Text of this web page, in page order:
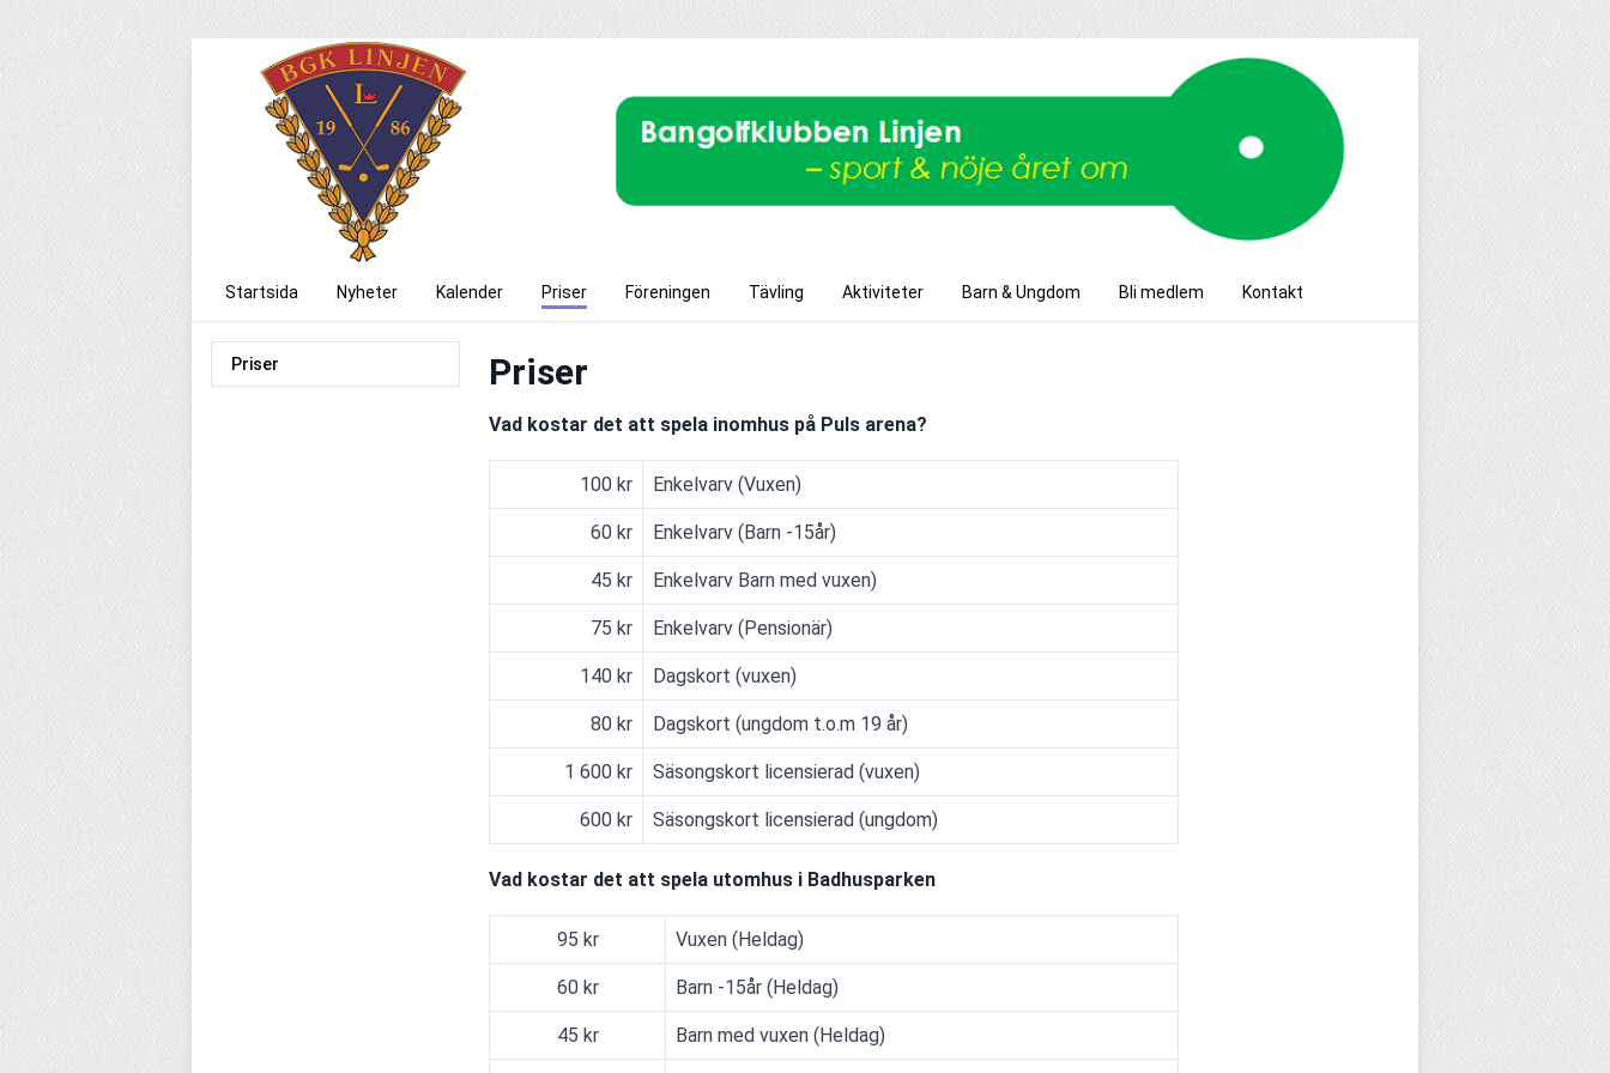
Startsida Nyheter Kalender Priser Föreningen Tävling Aktiviteter Barn & Ungdom Bli medlem Kontakt
Priser Priser
Vad kostar det att spela inomhus på Puls arena?
100 kr Enkelvarv (Vuxen)
60 kr Enkelvarv (Barn -15år)
45 kr Enkelvarv Barn med vuxen)
75 kr Enkelvarv (Pensionär)
140 kr Dagskort (vuxen)
80 kr Dagskort (ungdom t.o.m 19 år)
1 600 kr Säsongskort licensierad (vuxen)
600 kr Säsongskort licensierad (ungdom)
Vad kostar det att spela utomhus i Badhusparken
95 kr Vuxen (Heldag)
60 kr Barn -15år (Heldag)
45 kr Barn med vuxen (Heldag)